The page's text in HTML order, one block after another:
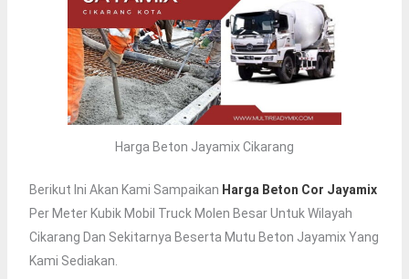
Harga Beton Jayamix Cikarang
Berikut Ini Akan Kami Sampaikan Harga Beton Cor Jayamix
Per Meter Kubik Mobil Truck Molen Besar Untuk Wilayah
Cikarang Dan Sekitarnya Beserta Mutu Beton Jayamix Yang
Kami Sediakan.